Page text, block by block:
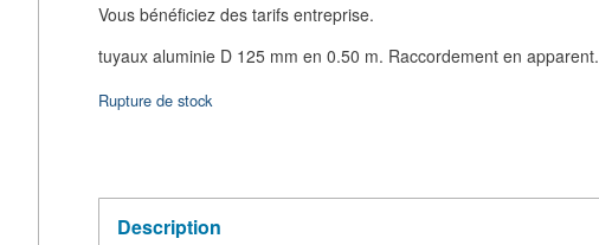
Vous bénéficiez des tarifs entreprise.
tuyaux aluminie D 125 mm en 0.50 m. Raccordement en apparent.
Rupture de stock
Description